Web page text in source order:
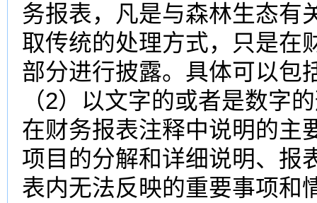
务报表，凡是与森林生态有
取传统的处理方式，只是在
部分进行披露。具体可以包
（2）以文字的或者是数字
在财务报表注释中说明的主
项目的分解和详细说明、报
表内无法反映的重要事项和